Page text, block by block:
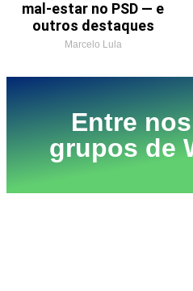
mal-estar no PSD — e
outros destaques
Marcelo Lula
Entre
grupos de